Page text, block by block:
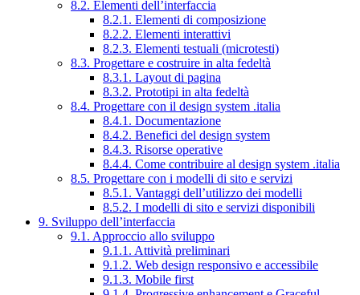
8.2. Elementi dell’interfaccia
8.2.1. Elementi di composizione
8.2.2. Elementi interattivi
8.2.3. Elementi testuali (microtesti)
8.3. Progettare e costruire in alta fedeltà
8.3.1. Layout di pagina
8.3.2. Prototipi in alta fedeltà
8.4. Progettare con il design system .italia
8.4.1. Documentazione
8.4.2. Benefici del design system
8.4.3. Risorse operative
8.4.4. Come contribuire al design system .italia
8.5. Progettare con i modelli di sito e servizi
8.5.1. Vantaggi dell’utilizzo dei modelli
8.5.2. I modelli di sito e servizi disponibili
9. Sviluppo dell’interfaccia
9.1. Approccio allo sviluppo
9.1.1. Attività preliminari
9.1.2. Web design responsivo e accessibile
9.1.3. Mobile first